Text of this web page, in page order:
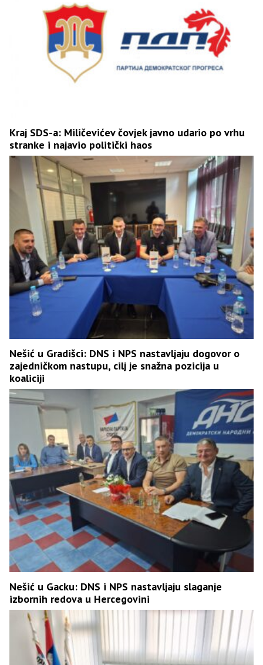
Kraj SDS-a: Miličevićev čovjek javno udario po vrhu
stranke i najavio politički haos
Nešić u Gradišci: DNS i NPS nastavljaju dogovor o
zajedničkom nastupu, cilj je snažna pozicija u
koaliciji
Nešić u Gacku: DNS i NPS nastavljaju slaganje
izbornih redova u Hercegovini